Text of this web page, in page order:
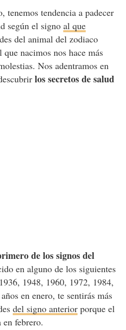
tenemos tendencia a padecer
según el signo al que
del animal del zodiaco
nacimos nos hace más
Nos adentramos en
los secretos de salud
de los signos del
en alguno de los siguientes
1948, 1960, 1972, 1984,
en enero, te sentirás más
del signo anteriorporque el
febrero.